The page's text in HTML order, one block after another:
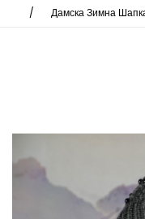
Дамска Зимна